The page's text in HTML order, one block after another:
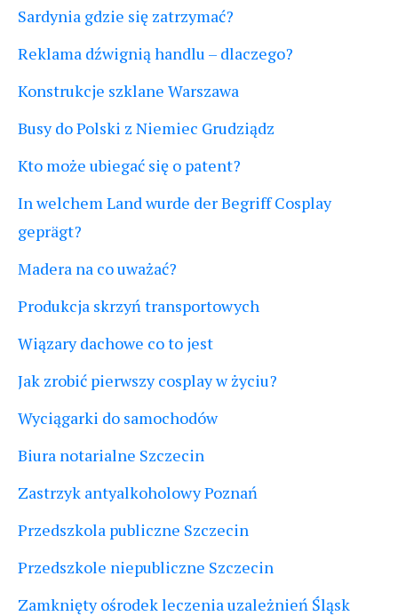
Sardynia gdzie się zatrzymać?
Reklama dźwignią handlu – dlaczego?
Konstrukcje szklane Warszawa
Busy do Polski z Niemiec Grudziądz
Kto może ubiegać się o patent?
In welchem Land wurde der Begriff Cosplay
geprägt?
Madera na co uważać?
Produkcja skrzyń transportowych
Wiązary dachowe co to jest
Jak zrobić pierwszy cosplay w życiu?
Wyciągarki do samochodów
Biura notarialne Szczecin
Zastrzyk antyalkoholowy Poznań
Przedszkola publiczne Szczecin
Przedszkole niepubliczne Szczecin
Zamknięty ośrodek leczenia uzależnień Śląsk